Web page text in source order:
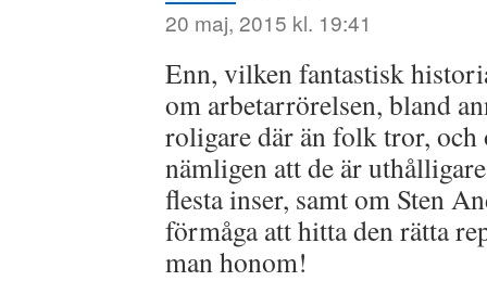
20 maj, 2015 kl. 19:41
Enn, vilken fantastisk
om arbetarrörelsen, bland
roligare där än folk tror,
nämligen att de är
flesta inser, samt om Sten
förmåga att hitta den rätta
man honom!